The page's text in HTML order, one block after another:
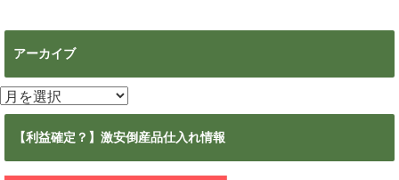
アーカイブ
ア
ー
【利益確定？】激安倒産品仕入れ情報